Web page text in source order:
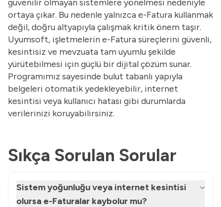
güvenilir olmayan sistemlere yönelmesi nedeniyle
ortaya çıkar. Bu nedenle yalnızca e-Fatura kullanmak
değil, doğru altyapıyla çalışmak kritik önem taşır.
Uyumsoft, işletmelerin e-Fatura süreçlerini güvenli,
kesintisiz ve mevzuata tam uyumlu şekilde
yürütebilmesi için güçlü bir dijital çözüm sunar.
Programımız sayesinde bulut tabanlı yapıyla
belgeleri otomatik yedekleyebilir, internet
kesintisi veya kullanıcı hatası gibi durumlarda
verilerinizi koruyabilirsiniz.
Sıkça Sorulan Sorular
Sistem yoğunluğu veya internet kesintisi
olursa e-Faturalar kaybolur mu?